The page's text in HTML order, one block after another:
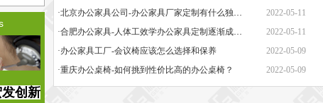
创新
·北京办公家具公司-办公家具厂家定制有什么独特之处
2022-05-11
·合肥办公家具-人体工效学办公家具定制逐渐成为新潮流
2022-05-11
·办公家具工厂-会议椅应该怎么选择和保养
2022-05-09
·重庆办公桌椅-如何挑到性价比高的办公桌椅？
2022-05-09